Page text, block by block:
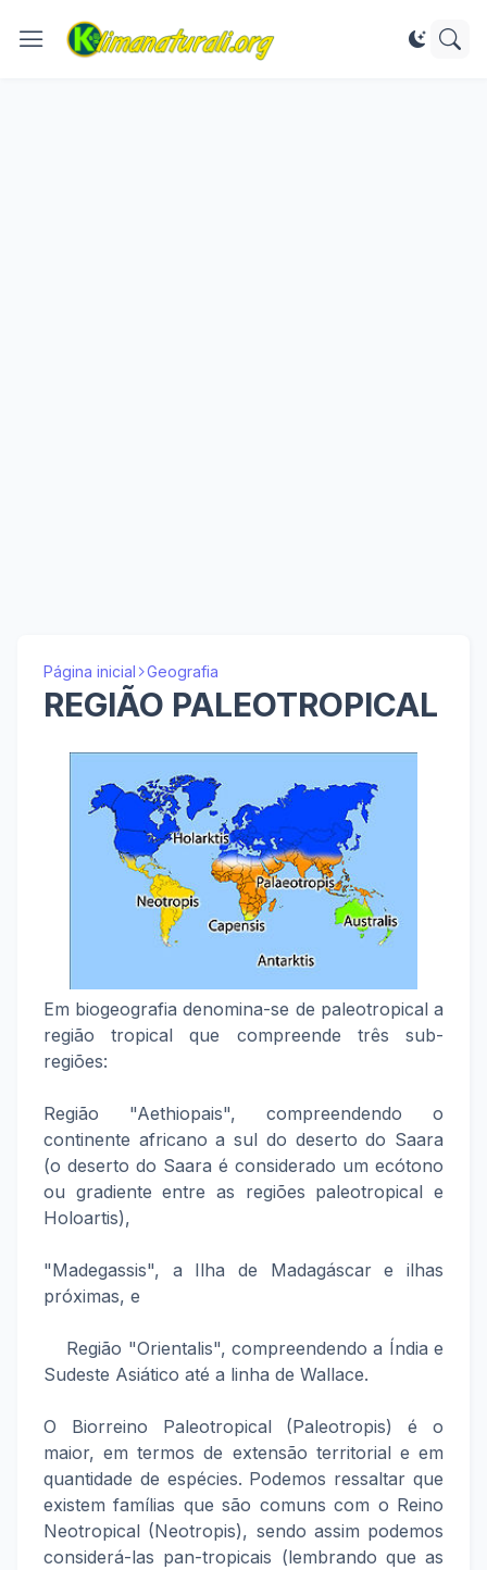
Página inicial Geografia
REGIÃO PALEOTROPICAL
Em biogeografia denomina-se de paleotropical a
região tropical que compreende três sub-
regiões:
Região "Aethiopais", compreendendo o
continente africano a sul do deserto do Saara
(o deserto do Saara é considerado um ecótono
ou gradiente entre as regiões paleotropical e
Holoartis),
"Madegassis", a Ilha de Madagáscar e ilhas
próximas, e
Região "Orientalis", compreendendo a Índia e
Sudeste Asiático até a linha de Wallace.
O Biorreino Paleotropical (Paleotropis) é o
maior, em termos de extensão territorial e em
quantidade de espécies. Podemos ressaltar que
existem famílias que são comuns com o Reino
Neotropical (Neotropis), sendo assim podemos
considerá-las pan-tropicais (lembrando que as